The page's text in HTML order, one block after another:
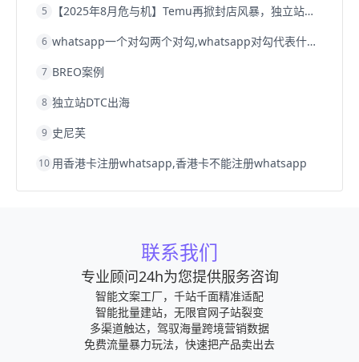
5 【2025年8月危与机】Temu再掀封店风暴，独立站才是跨境卖家的避险通道
6 whatsapp一个对勾两个对勾,whatsapp对勾代表什么意思
7 BREO案例
8 独立站DTC出海
9 史尼芙
10 用香港卡注册whatsapp,香港卡不能注册whatsapp
联系我们
专业顾问24h为您提供服务咨询
智能文案工厂，千站千面精准适配
智能批量建站，无限官网子站裂变
多渠道触达，驾驭海量跨境营销数据
免费流量暴力玩法，快速把产品卖出去